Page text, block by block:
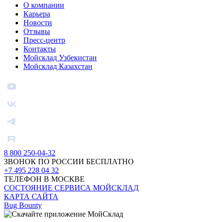
О компании
Карьера
Новости
Отзывы
Пресс-центр
Контакты
Мойсклад Узбекистан
Мойсклад Казахстан
8 800 250-04-32
ЗВОНОК ПО РОССИИ БЕСПЛАТНО
+7 495 228 04 32
ТЕЛЕФОН В МОСКВЕ
СОСТОЯНИЕ СЕРВИСА МОЙСКЛАД
КАРТА САЙТА
Bug Bounty